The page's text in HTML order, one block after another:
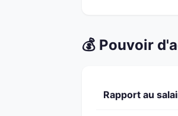
💰 Pouvoir
Rapport au